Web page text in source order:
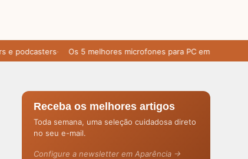
Os 5 melhores microfones para PC em 2025: áudio
Receba os melhores artigos
Toda semana, uma seleção cuidadosa direto
no seu e-mail.
Configure a newsletter em Aparência →